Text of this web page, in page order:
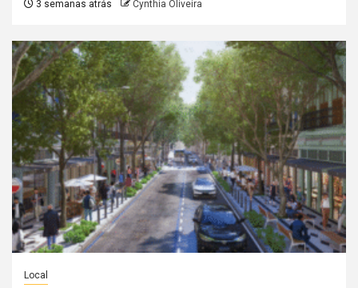
3 semanas atrás Cynthia Oliveira
Local